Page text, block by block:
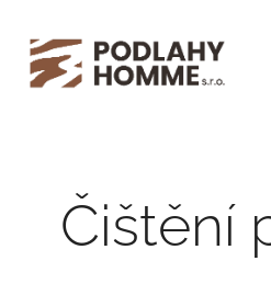
Čištění